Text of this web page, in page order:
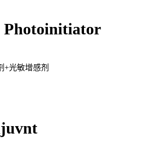
Photoinitiator
+光敏增感剂